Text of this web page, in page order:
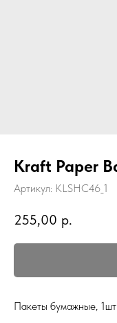
Kraft Paper
Артикул: KLSHC46_1
255,00 р.
Пакеты бумажные, 1шт